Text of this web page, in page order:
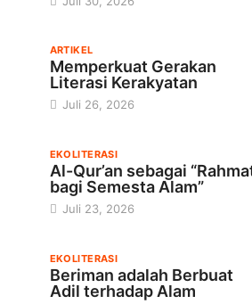
ARTIKEL
Memperkuat Gerakan
Literasi Kerakyatan
Juli 26, 2026
EKOLITERASI
Al-Qur’an sebagai
bagi Semesta Alam”
Juli 23, 2026
EKOLITERASI
Beriman adalah Berbuat
Adil terhadap Alam